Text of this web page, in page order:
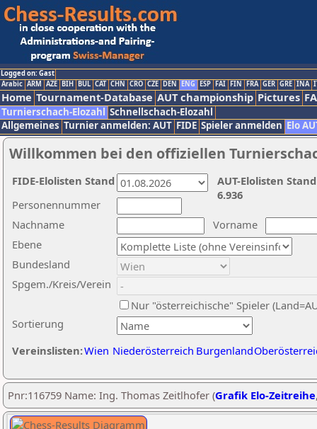
Logged on: Gast
Arabic ARM AZE BIH BUL CAT CHN CRO CZE DEN ENG ESP FAI FIN FRA GER GRE INA
Home Tournament-Database AUT championship Pictures
Turnierschach-Elozahl Schnellschach-Elozahl
Allgemeines Turnier anmelden: AUT FIDE Spieler anmelden Elo
Willkommen bei den offiziellen
Nachname
Vorname
Ebene
Sortierung
Personennummer
Bundesland
Spgem./Kreis/Verein
Nur "österreichische" Spieler
Vereinslisten:Wien Niederösterreich Burgenland
AUT-Elolisten
6.936
FIDE-Elolisten Stand
Pnr:116759 Name: Ing. Thomas Zeitlhofer (Grafik Elo-Zeitreihe